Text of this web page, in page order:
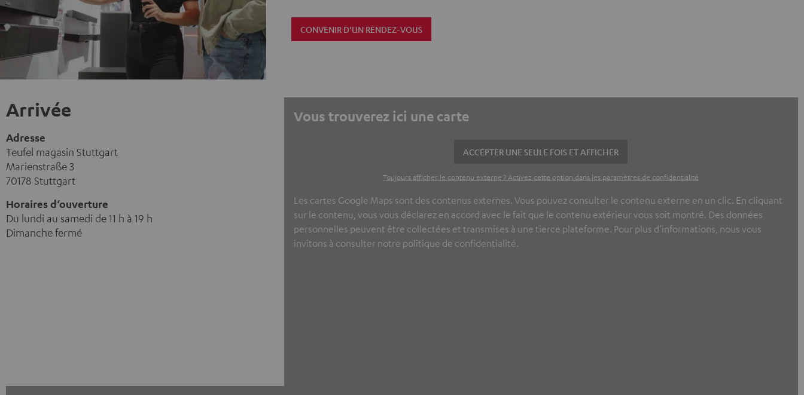
CONVENIR D’UN RENDEZ-VOUS
Arrivée
Adresse
Teufel magasin Stuttgart
Marienstraße 3
70178 Stuttgart
Horaires d‘ouverture
Du lundi au samedi de 11 h à 19 h
Dimanche fermé
Vous trouverez ici une carte
ACCEPTER UNE SEULE FOIS ET AFFICHER
Toujours afficher le contenu externe ? Activez cette option dans les paramètres de confidentialité
Les cartes Google Maps sont des contenus externes. Vous pouvez consulter le contenu externe en un clic. En cliquant
sur le contenu, vous vous déclarez en accord avec le fait que le contenu extérieur vous soit montré. Des données
personnelles peuvent être collectées et transmises à une tierce plateforme. Pour plus d’informations, nous vous
invitons à consulter notre politique de confidentialité.